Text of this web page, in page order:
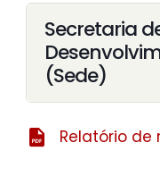
Secretaria
(Sede)
Relatório de